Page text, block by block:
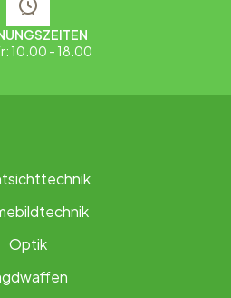
10.00 - 18.00
Optik